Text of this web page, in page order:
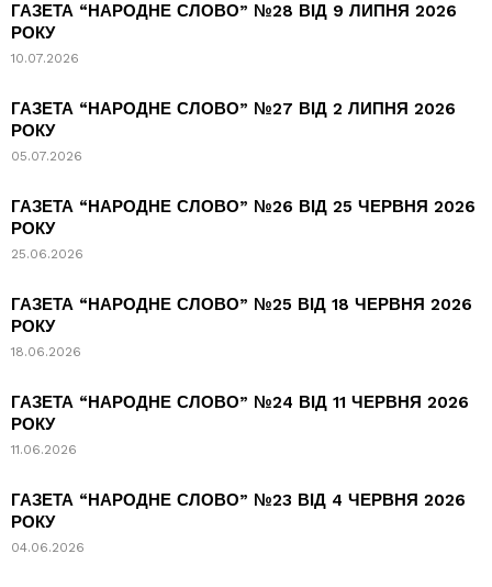
ГАЗЕТА “НАРОДНЕ СЛОВО” №28 ВІД 9 ЛИПНЯ 2026
РОКУ
10.07.2026
ГАЗЕТА “НАРОДНЕ СЛОВО” №27 ВІД 2 ЛИПНЯ 2026
РОКУ
05.07.2026
ГАЗЕТА “НАРОДНЕ СЛОВО” №26 ВІД 25 ЧЕРВНЯ 2026
РОКУ
25.06.2026
ГАЗЕТА “НАРОДНЕ СЛОВО” №25 ВІД 18 ЧЕРВНЯ 2026
РОКУ
18.06.2026
ГАЗЕТА “НАРОДНЕ СЛОВО” №24 ВІД 11 ЧЕРВНЯ 2026
РОКУ
11.06.2026
ГАЗЕТА “НАРОДНЕ СЛОВО” №23 ВІД 4 ЧЕРВНЯ 2026
РОКУ
04.06.2026